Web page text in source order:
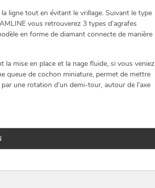
ligne tout en évitant le vrillage. Suivant le type
vous retrouverez 3 types d’agrafes
en forme de diamant connecte de manière
mise en place et la nage fluide, si vous veniez
queue de cochon miniature, permet de mettre
une rotation d’un demi-tour, autour de l’axe